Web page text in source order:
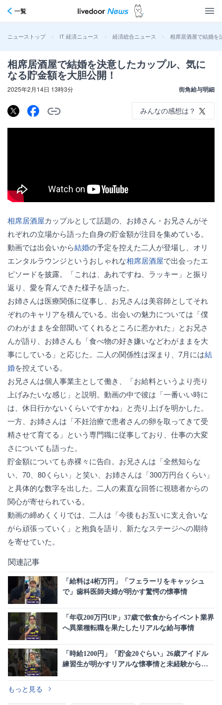
一覧
ニューストップ > IT 経済ニュース > 経済総合ニュース > 相席居酒屋で結婚を
相席居酒屋で結婚を決意したカップル、気に
なる貯金額を大胆公開！
2025年2月14日 13時3分 街角給与明細
みんなの感想は？
相席居酒屋カップルとして話題の、お姉さん・お兄さんがそ
れぞれの立場から語った自身の貯金額が注目を集めている。
動画では出会いから結婚の予定を控えた二人が登場し、オリ
エンタルラウンジというおしゃれな相席居酒屋で出会ったエ
ピソードを披露。「これは、あれですね、ラッキー」と振り
返り、愛を育んできた様子を語った。
お姉さんは医療関係に従事し、お兄さんは美容師としてそれ
ぞれのキャリアを積んでいる。出会いの魅力については「僕
のわがままを全部聞いてくれるところに惹かれた」とお兄さ
んが語り、お姉さんも「食べ物の好き嫌いなどわがままを大
事にしている」と応じた。二人の関係性は深まり、7月には結
婚を控えている。
お兄さんは個人事業主として働き、「お給料というより売り
上げみたいな感じ」と説明。動画の中で彼は「一番いい時に
は、休日行かないくらいですかね」と売り上げを明かした。
一方、お姉さんは「不妊治療で患者さんの卵を取ってきて受
精させて育てる」という専門職に従事しており、仕事の大変
さについても語った。
貯金額についても赤裸々に告白。お兄さんは「全然知らな
い、70、80くらい」と笑い、お姉さんは「300万円台くらい」
と具体的な数字を出した。二人の素直な回答に視聴者からの
関心が寄せられている。
動画の締めくくりでは、二人は「今後もお互いに支え合いな
がら頑張っていく」と抱負を語り、新たなステージへの期待
を寄せていた。
関連記事
「給料は4桁万円」「フェラーリをキャッシュ
で」歯科医師夫婦が明かす驚愕の懐事情
「年収200万円UP」37歳で飲食からイベント業界
へ異業種転職を果たしたリアルな給与事情
「時給1200円」「貯金20ぐらい」26歳アイドル
練習生が明かすリアルな懐事情と未経験からの
もっと見る